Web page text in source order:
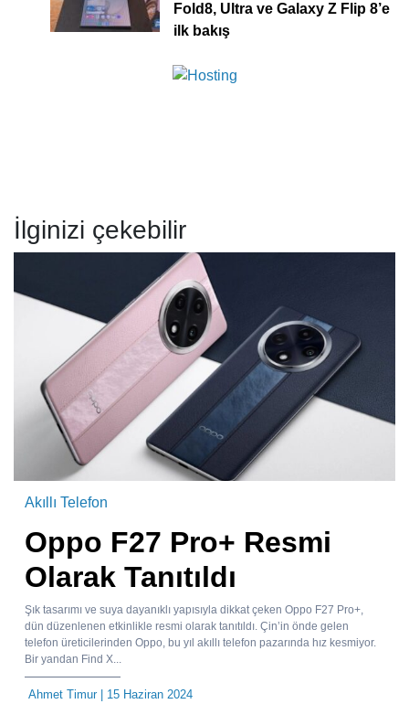
Fold8, Ultra ve Galaxy Z Flip 8’e
ilk bakış
İlginizi çekebilir
Akıllı Telefon
Oppo F27 Pro+ Resmi
Olarak Tanıtıldı
Şık tasarımı ve suya dayanıklı yapısıyla dikkat çeken Oppo F27 Pro+,
dün düzenlenen etkinlikle resmi olarak tanıtıldı. Çin’in önde gelen
telefon üreticilerinden Oppo, bu yıl akıllı telefon pazarında hız kesmiyor.
Bir yandan Find X...
Ahmet Timur| 15 Haziran 2024